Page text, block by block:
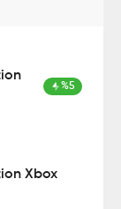
%5
Xbox